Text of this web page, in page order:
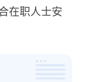
在职人士安